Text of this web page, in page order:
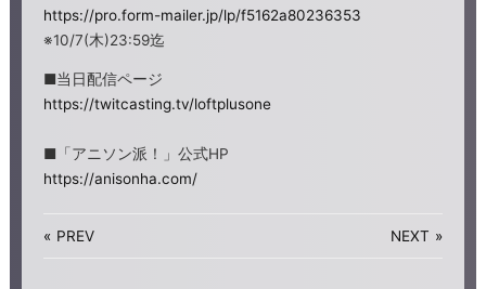
https://pro.form-mailer.jp/lp/f5162a80236353
※10/7(木)23:59迄
■当日配信ページ
https://twitcasting.tv/loftplusone
■「アニソン派！」公式HP
https://anisonha.com/
« PREV NEXT »